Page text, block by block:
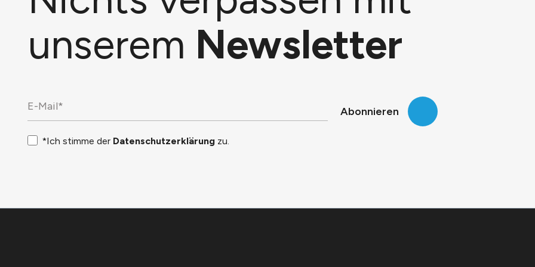
unserem Newsletter
Abonnieren
*Ich stimme der Datenschutzerklärung zu.